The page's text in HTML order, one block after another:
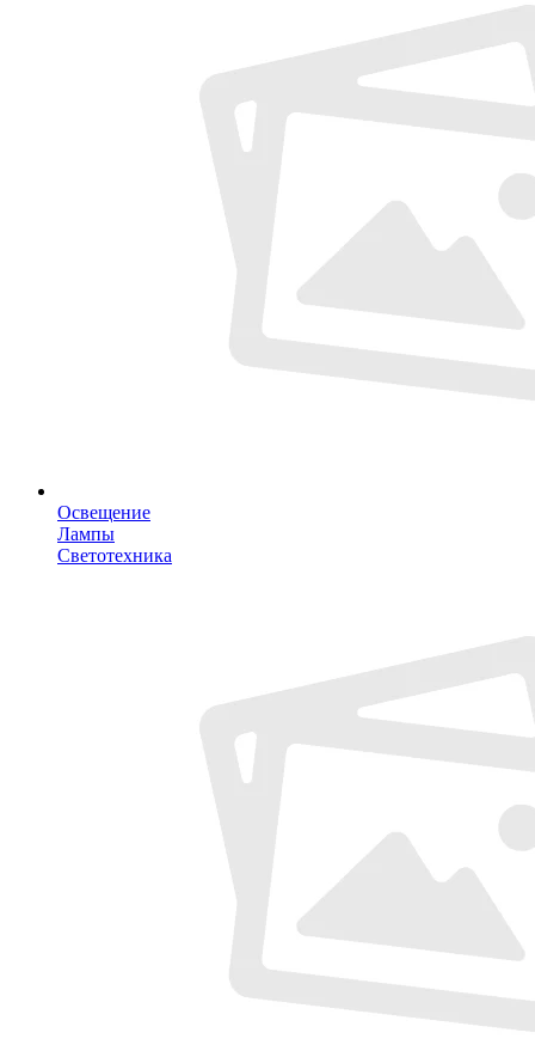
Освещение
Лампы
Светотехника